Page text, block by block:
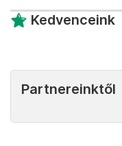
emberekkel
egykori Dallas
büntetőjogi
azNBC-nek.